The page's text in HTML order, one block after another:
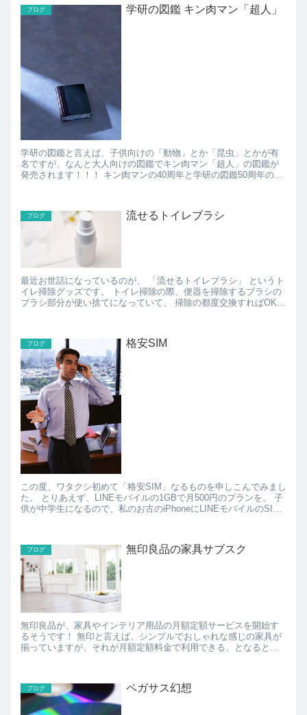
ブログ 学研の図鑑 キン肉マン「超人」
学研の図鑑と言えば、子供向けの「動物」とか「昆虫」とかが有
名ですが、なんと大人向けの図鑑でキン肉マン「超人」の図鑑が
発売されます！！！ キン肉マンの40周年と学研の図鑑50周年のア
ブログ 流せるトイレブラシ
最近お世話になっているのが、 「流せるトイレブラシ」 というト
イレ掃除グッズです。 トイレ掃除の際、便器を掃除するブラシの
ブラシ部分が使い捨てになっていて、 掃除の都度交換すればOK、
ブログ 格安SIM
この度、ワタクシ初めて「格安SIM」なるものを申しこんでみまし
た。 とりあえず、LINEモバイルの1GBで月500円のプランを。 子
供が中学生になるので、私のお古のiPhoneにLINEモバイルのSIM
ブログ 無印良品の家具サブスク
無印良品が、家具やインテリア用品の月額定額サービスを開始す
るそうです！ 無印と言えば、シンプルでおしゃれな感じの家具が
揃っていますが、それが月額定額料金で利用できる、となると、
ブログ ペガサス幻想